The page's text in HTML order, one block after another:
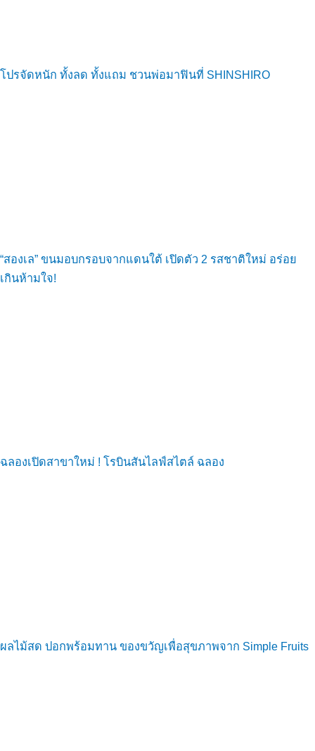
โปรจัดหนัก ทั้งลด ทั้งแถม ชวนพ่อมาฟินที่ SHINSHIRO
“สองเล” ขนมอบกรอบจากแดนใต้ เปิดตัว 2 รสชาติใหม่ อร่อย
เกินห้ามใจ!
ฉลองเปิดสาขาใหม่ ! โรบินสันไลฟ์สไตล์ ฉลอง
ผลไม้สด ปอกพร้อมทาน ของขวัญเพื่อสุขภาพจาก Simple Fruits